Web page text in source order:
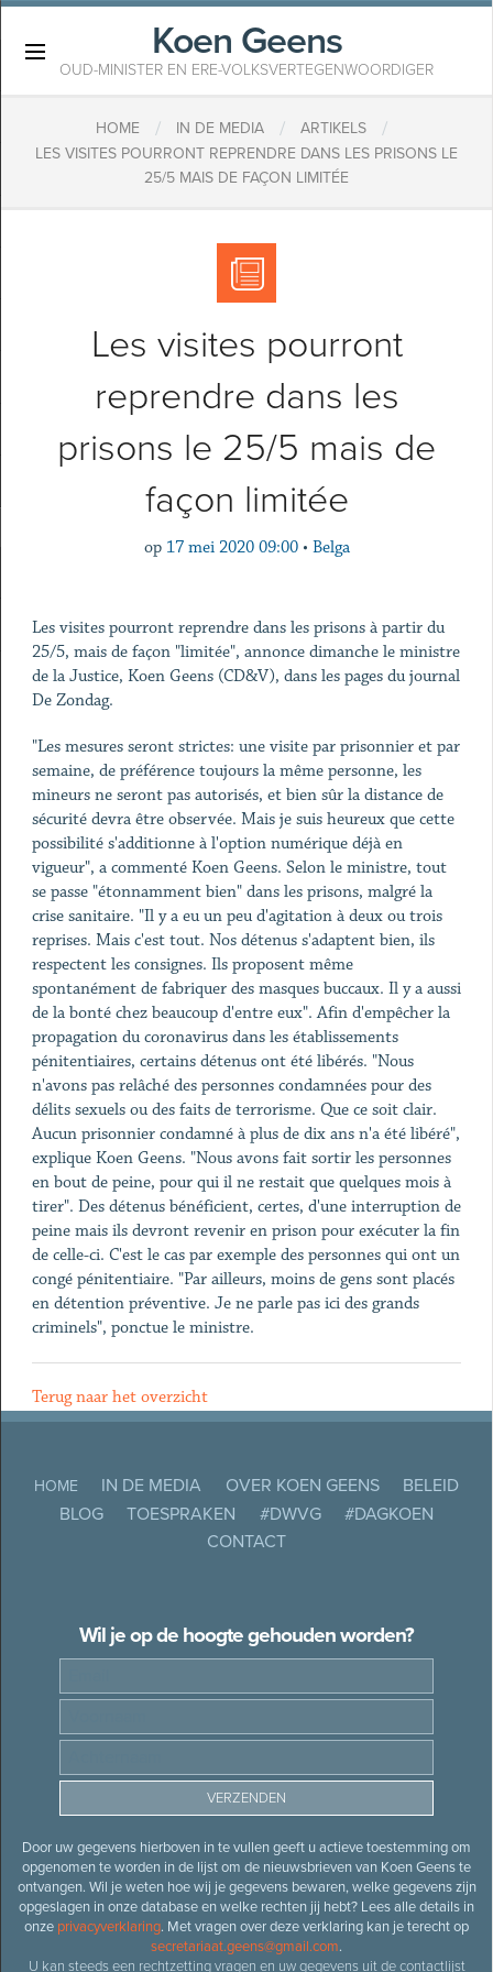
Koen Geens
OUD-MINISTER EN ERE-VOLKSVERTEGENWOORDIGER
HOME / IN DE MEDIA / ARTIKELS /
LES VISITES POURRONT REPRENDRE DANS LES PRISONS LE
25/5 MAIS DE FAÇON LIMITÉE
Les visites pourront
reprendre dans les
prisons le 25/5 mais de
façon limitée
op 17 mei 2020 09:00 • Belga
Les visites pourront reprendre dans les prisons à partir du
25/5, mais de façon "limitée", annonce dimanche le ministre
de la Justice, Koen Geens (CD&V), dans les pages du journal
De Zondag.
"Les mesures seront strictes: une visite par prisonnier et par
semaine, de préférence toujours la même personne, les
mineurs ne seront pas autorisés, et bien sûr la distance de
sécurité devra être observée. Mais je suis heureux que cette
possibilité s'additionne à l'option numérique déjà en
vigueur", a commenté Koen Geens. Selon le ministre, tout
se passe "étonnamment bien" dans les prisons, malgré la
crise sanitaire. "Il y a eu un peu d'agitation à deux ou trois
reprises. Mais c'est tout. Nos détenus s'adaptent bien, ils
respectent les consignes. Ils proposent même
spontanément de fabriquer des masques buccaux. Il y a aussi
de la bonté chez beaucoup d'entre eux". Afin d'empêcher la
propagation du coronavirus dans les établissements
pénitentiaires, certains détenus ont été libérés. "Nous
n'avons pas relâché des personnes condamnées pour des
délits sexuels ou des faits de terrorisme. Que ce soit clair.
Aucun prisonnier condamné à plus de dix ans n'a été libéré",
explique Koen Geens. "Nous avons fait sortir les personnes
en bout de peine, pour qui il ne restait que quelques mois à
tirer". Des détenus bénéficient, certes, d'une interruption de
peine mais ils devront revenir en prison pour exécuter la fin
de celle-ci. C'est le cas par exemple des personnes qui ont un
congé pénitentiaire. "Par ailleurs, moins de gens sont placés
en détention préventive. Je ne parle pas ici des grands
criminels", ponctue le ministre.
Terug naar het overzicht
HOME IN DE MEDIA OVER KOEN GEENS
BELEID
BLOG
TOESPRAKEN #DWVG
#DAGKOEN
CONTACT
Wil je op de hoogte gehouden worden?
Door uw gegevens hierboven in te vullen geeft u actieve toestemming om
opgenomen te worden in de lijst om de nieuwsbrieven van Koen Geens te
ontvangen. Wil je weten hoe wij je gegevens bewaren, welke gegevens zijn
opgeslagen in onze database en welke rechten jij hebt? Lees alle details in
onze privacyverklaring. Met vragen over deze verklaring kan je terecht op
secretariaat.geens@gmail.com.
U kan steeds een rechtzetting vragen en uw gegevens uit de contactlijst